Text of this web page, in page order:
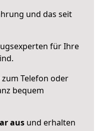
und das seit
für Ihre
Telefon oder
bequem
aus und erhalten